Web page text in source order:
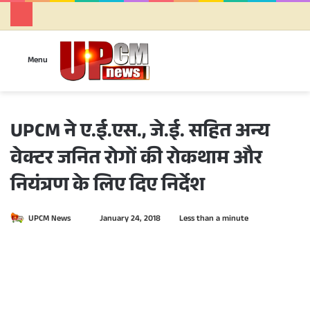
Menu
UPCM ने ए.ई.एस., जे.ई. सहित अन्य
वेक्टर जनित रोगों की रोकथाम और
नियंत्रण के लिए दिए निर्देश
UPCM News January 24, 2018 Less than a minute